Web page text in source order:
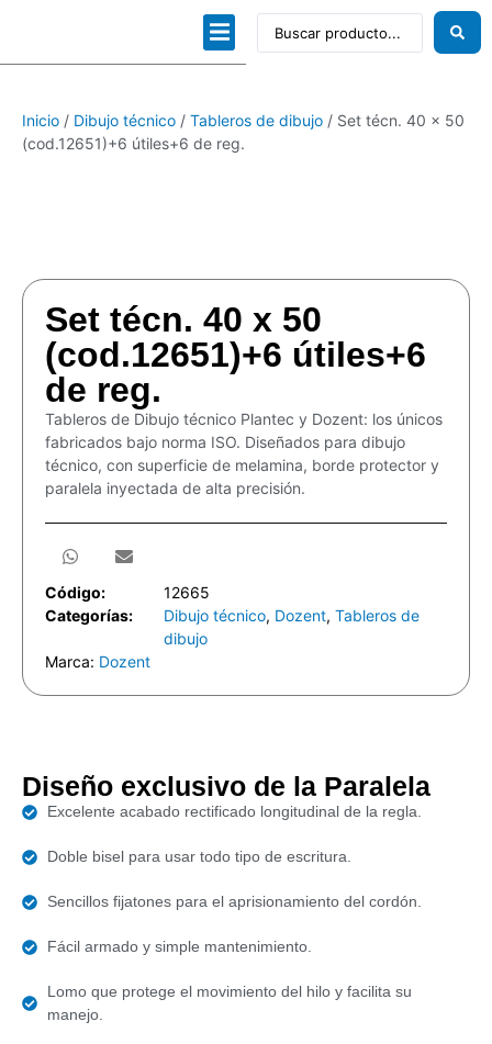
Inicio / Dibujo técnico / Tableros de dibujo / Set técn. 40 x 50
(cod.12651)+6 útiles+6 de reg.
Set técn. 40 x 50
(cod.12651)+6 útiles+6
de reg.
Tableros de Dibujo técnico Plantec y Dozent: los únicos
fabricados bajo norma ISO. Diseñados para dibujo
técnico, con superficie de melamina, borde protector y
paralela inyectada de alta precisión.
Código:
12665
Categorías:
Dibujo técnico, Dozent, Tableros de
dibujo
Marca: Dozent
Diseño exclusivo de la Paralela
Excelente acabado rectificado longitudinal de la regla.
Doble bisel para usar todo tipo de escritura.
Sencillos fijatones para el aprisionamiento del cordón.
Fácil armado y simple mantenimiento.
Lomo que protege el movimiento del hilo y facilita su
manejo.